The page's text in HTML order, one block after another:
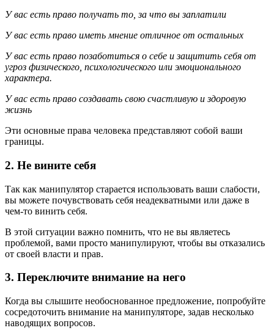
У вас есть право получать то, за что вы заплатили
У вас есть право иметь мнение отличное от остальных
У вас есть право позаботиться о себе и защитить себя от
угроз физического, психологического или эмоционального
характера.
У вас есть право создавать свою счастливую и здоровую
жизнь
Эти основные права человека представляют собой ваши
границы.
2. Не вините себя
Так как манипулятор старается использовать ваши слабости,
вы можете почувствовать себя неадекватными или даже в
чем-то винить себя.
В этой ситуации важно помнить, что не вы являетесь
проблемой, вами просто манипулируют, чтобы вы отказались
от своей власти и прав.
3. Переключите внимание на него
Когда вы слышите необоснованное предложение, попробуйте
сосредоточить внимание на манипуляторе, задав несколько
наводящих вопросов.